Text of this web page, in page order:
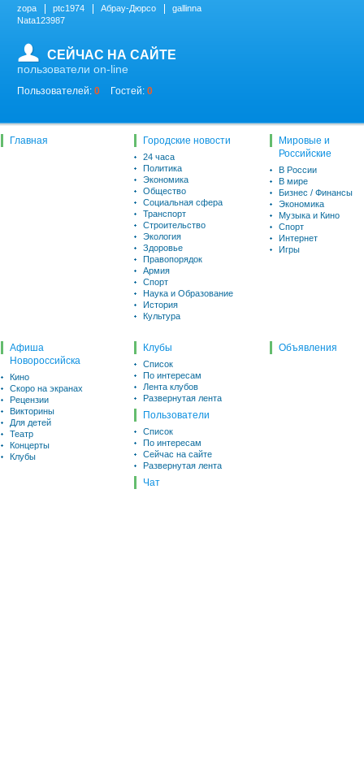
zopa ptc1974 Абрау-Дюрсо
gallinna
Nata123987
СЕЙЧАС НА САЙТЕ
пользователи on-line
Пользователей: 0 Гостей: 0
Главная Городские новости
24 часа
Политика
Экономика
Общество
Социальная сфера
Транспорт
Строительство
Экология
Здоровье
Правопорядок
Армия
Спорт
Наука и Образование
История
Культура
Мировые и
Российские
В России
В мире
Бизнес / Финансы
Экономика
Музыка и Кино
Спорт
Интернет
Игры
Афиша
Новороссийска
Кино
Скоро на экранах
Рецензии
Викторины
Для детей
Театр
Концерты
Клубы
Клубы
Список
По интересам
Лента клубов
Развернутая лента
Пользователи
Список
По интересам
Сейчас на сайте
Развернутая лента
Чат
Объявления